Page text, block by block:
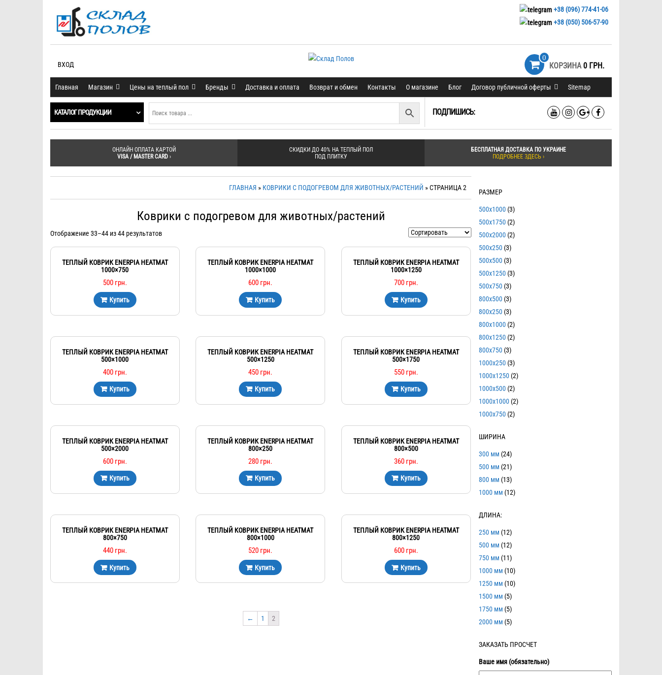
+38 (096) 774-41-06
+38 (050) 506-57-90
ВХОД
0
КОРЗИНА 0 ГРН.
Главная Магазин Цены на теплый пол Бренды Доставка и оплата Возврат и обмен Контакты О магазине Блог Договор публичной оферты Sitemap
КАТАЛОГ ПРОДУКЦИИ ПОДПИШИСЬ:
ОНЛАЙН ОПЛАТА КАРТОЙ
VISA / MASTER CARD›
СКИДКИ ДО 40% НА ТЕПЛЫЙ ПОЛ
ПОД ПЛИТКУ
БЕСПЛАТНАЯ ДОСТАВКА ПО УКРАИНЕ
ПОДРОБНЕЕ ЗДЕСЬ ›
ГЛАВНАЯ » КОВРИКИ С ПОДОГРЕВОМ ДЛЯ ЖИВОТНЫХ/РАСТЕНИЙ » СТРАНИЦА 2
Коврики с подогревом для животных/растений
Отображение 33–44 из 44 результатов
ТЕПЛЫЙ КОВРИК ENERPIA HEATMAT
1000×750
500 грн.
Купить
ТЕПЛЫЙ КОВРИК ENERPIA HEATMAT
1000×1000
600 грн.
Купить
ТЕПЛЫЙ КОВРИК ENERPIA HEATMAT
1000×1250
700 грн.
Купить
ТЕПЛЫЙ КОВРИК ENERPIA HEATMAT
500×1000
400 грн.
Купить
ТЕПЛЫЙ КОВРИК ENERPIA HEATMAT
500×1250
450 грн.
Купить
ТЕПЛЫЙ КОВРИК ENERPIA HEATMAT
500×1750
550 грн.
Купить
ТЕПЛЫЙ КОВРИК ENERPIA HEATMAT
500×2000
600 грн.
Купить
ТЕПЛЫЙ КОВРИК ENERPIA HEATMAT
800×250
280 грн.
Купить
ТЕПЛЫЙ КОВРИК ENERPIA HEATMAT
800×500
360 грн.
Купить
ТЕПЛЫЙ КОВРИК ENERPIA HEATMAT
800×750
440 грн.
Купить
ТЕПЛЫЙ КОВРИК ENERPIA HEATMAT
800×1000
520 грн.
Купить
ТЕПЛЫЙ КОВРИК ENERPIA HEATMAT
800×1250
600 грн.
Купить
← 1 2
РАЗМЕР
500x1000 (3)
500x1750 (2)
500x2000 (2)
500x250 (3)
500x500 (3)
500x1250 (3)
500x750 (3)
800x500 (3)
800x250 (3)
800x1000 (2)
800x1250 (2)
800x750 (3)
1000x250 (3)
1000x1250 (2)
1000x500 (2)
1000x1000 (2)
1000x750 (2)
ШИРИНА
300 мм (24)
500 мм (21)
800 мм (13)
1000 мм (12)
ДЛИНА:
250 мм (12)
500 мм (12)
750 мм (11)
1000 мм (10)
1250 мм (10)
1500 мм (5)
1750 мм (5)
2000 мм (5)
ЗАКАЗАТЬ ПРОСЧЕТ
Ваше имя (обязательно)